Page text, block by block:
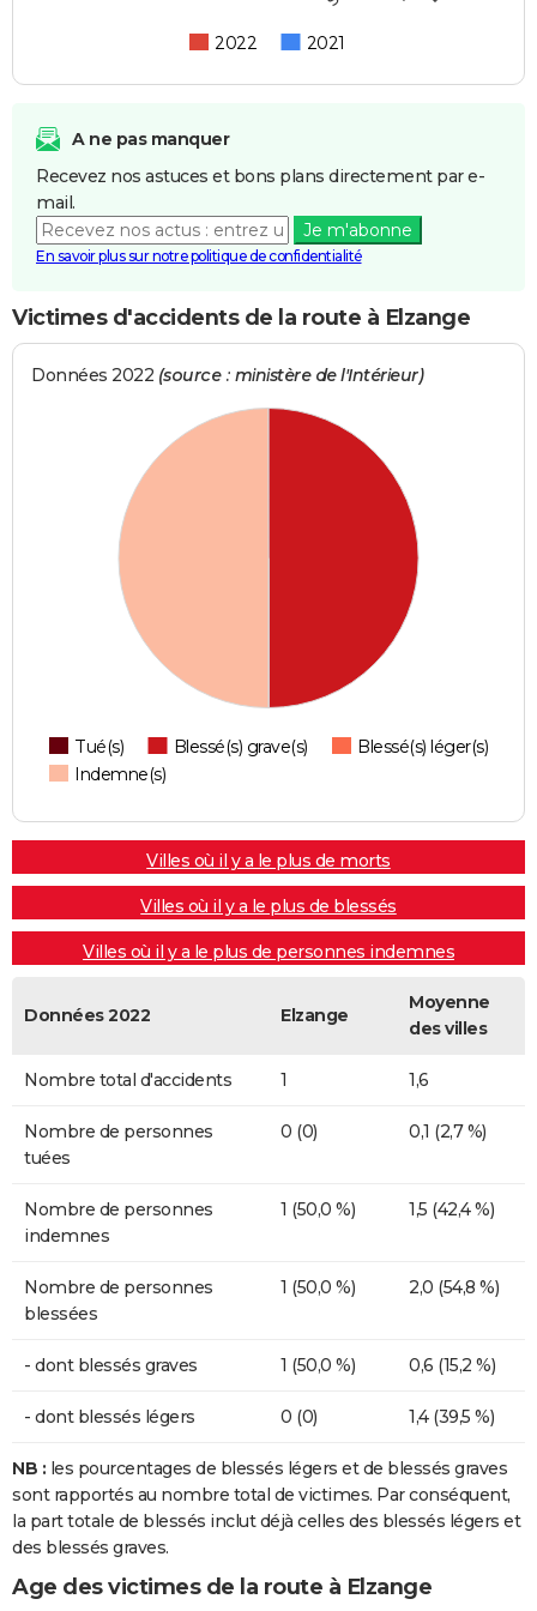
2022 2021
A ne pas manquer
Recevez nos astuces et bons plans directement par e-
mail.
Je m'abonne
En savoir plus sur notre politique de confidentialité
Victimes d'accidents de la route à Elzange
Données 2022 (source : ministère de l'Intérieur)
Tué(s) Blessé(s) grave(s)
Blessé(s) léger(s)
Indemne(s)
Villes où il y a le plus de morts
Villes où il y a le plus de blessés
Villes où il y a le plus de personnes indemnes
Données 2022 Elzange
Moyenne
des villes
Nombre total d'accidents 1 1,6
Nombre de personnes
tuées
0 (0) 0,1 (2,7 %)
Nombre de personnes
indemnes
1 (50,0 %) 1,5 (42,4 %)
Nombre de personnes
blessées
1 (50,0 %) 2,0 (54,8 %)
- dont blessés graves 1 (50,0 %) 0,6 (15,2 %)
- dont blessés légers 0 (0) 1,4 (39,5 %)
NB : les pourcentages de blessés légers et de blessés graves
sont rapportés au nombre total de victimes. Par conséquent,
la part totale de blessés inclut déjà celles des blessés légers et
des blessés graves.
Age des victimes de la route à Elzange